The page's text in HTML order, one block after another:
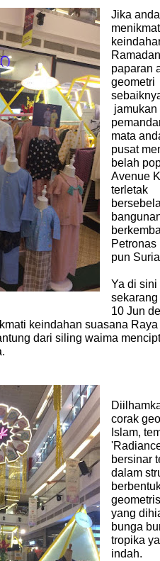
Jika
paparan
geometri
jamukan
mata
pusat
belah
Avenue
terletak
Petronas
pun
Ya di sini
10 Jun
keindahan suasana
dari siling waima
corak
Islam,
bersinar
dalam
yang
bunga
tropika
indah.